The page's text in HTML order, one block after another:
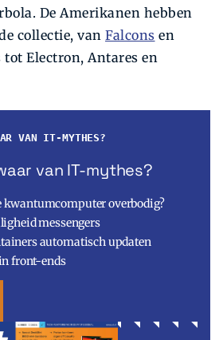
De Amerikanen hebben
collectie, van Falcons en
tot Electron, Antares en
VAN IT-MYTHES?
van IT-mythes?
kwantumcomputer overbodig?
messengers
automatisch updaten
front-ends